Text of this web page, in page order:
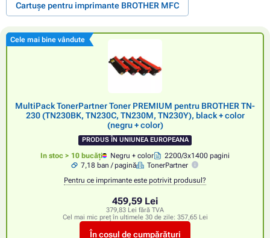
Cartușe pentru imprimante BROTHER MFC
Cele mai bine vândute
MultiPack TonerPartner Toner PREMIUM pentru BROTHER TN-
230 (TN230BK, TN230C, TN230M, TN230Y), black + color
(negru + color)
PRODUS ÎN UNIUNEA EUROPEANA
In stoc > 10 bucăți Negru + color
2200/3x1400 pagini
7,18 ban / pagină
TonerPartner
Pentru ce imprimante este potrivit produsul?
459,59 Lei
379,83 Lei fără TVA
Cel mai mic preț în ultimele 30 de zile: 357,65 Lei
În coșul de cumpărături